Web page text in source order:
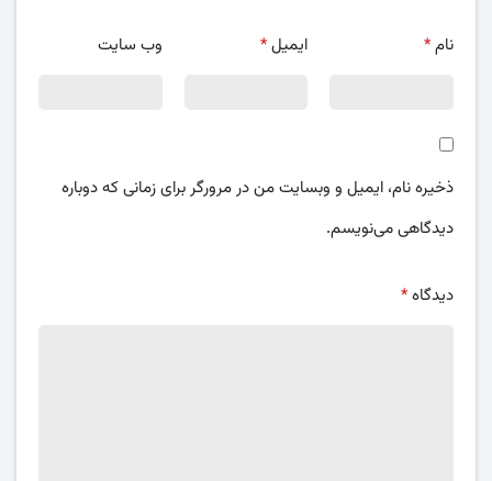
نام* ایمیل* وب‌ سایت
ذخیره نام، ایمیل و وبسایت من در مرورگر برای زمانی که دوباره
دیدگاهی می‌نویسم.
دیدگاه*